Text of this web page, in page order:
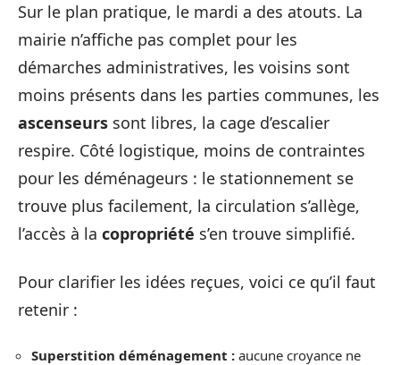
Sur le plan pratique, le mardi a des atouts. La
mairie n’affiche pas complet pour les
démarches administratives, les voisins sont
moins présents dans les parties communes, les
ascenseurs sont libres, la cage d’escalier
respire. Côté logistique, moins de contraintes
pour les déménageurs : le stationnement se
trouve plus facilement, la circulation s’allège,
l’accès à la copropriété s’en trouve simplifié.
Pour clarifier les idées reçues, voici ce qu’il faut
retenir :
Superstition déménagement : aucune croyance ne